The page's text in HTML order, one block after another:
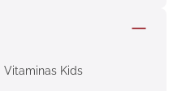
Vitaminas Kids